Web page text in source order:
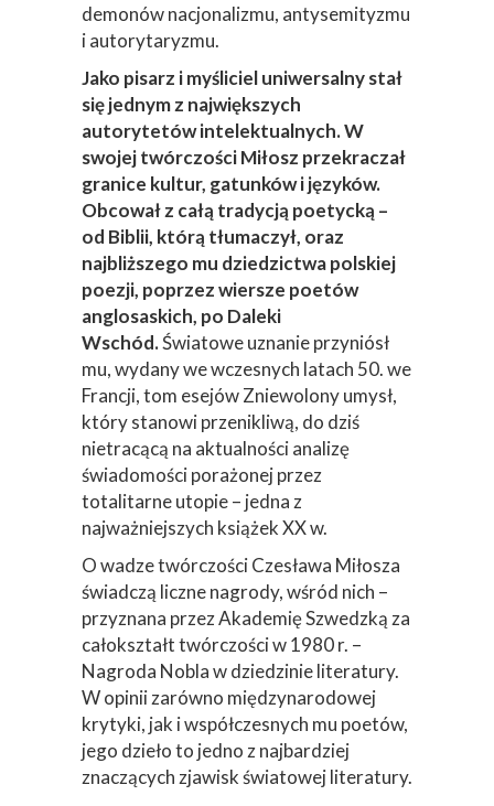
demonów nacjonalizmu, antysemityzmu
i autorytaryzmu.
Jako pisarz i myśliciel uniwersalny stał
się jednym z największych
autorytetów intelektualnych. W
swojej twórczości Miłosz przekraczał
granice kultur, gatunków i języków.
Obcował z całą tradycją poetycką –
od Biblii, którą tłumaczył, oraz
najbliższego mu dziedzictwa polskiej
poezji, poprzez wiersze poetów
anglosaskich, po Daleki
Wschód.Światowe uznanie przyniósł
mu, wydany we wczesnych latach 50. we
Francji, tom esejów Zniewolony umysł,
który stanowi przenikliwą, do dziś
nietracącą na aktualności analizę
świadomości porażonej przez
totalitarne utopie – jedna z
najważniejszych książek XX w.
O wadze twórczości Czesława Miłosza
świadczą liczne nagrody, wśród nich –
przyznana przez Akademię Szwedzką za
całokształt twórczości w 1980 r. –
Nagroda Nobla w dziedzinie literatury.
W opinii zarówno międzynarodowej
krytyki, jak i współczesnych mu poetów,
jego dzieło to jedno z najbardziej
znaczących zjawisk światowej literatury.